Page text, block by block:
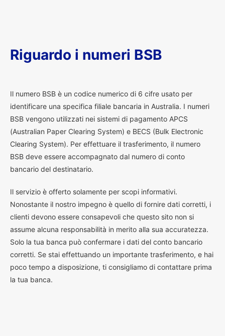
Riguardo i numeri BSB
Il numero BSB è un codice numerico di 6 cifre usato per
identificare una specifica filiale bancaria in Australia. I numeri
BSB vengono utilizzati nei sistemi di pagamento APCS
(Australian Paper Clearing System) e BECS (Bulk Electronic
Clearing System). Per effettuare il trasferimento, il numero
BSB deve essere accompagnato dal numero di conto
bancario del destinatario.
Il servizio è offerto solamente per scopi informativi.
Nonostante il nostro impegno è quello di fornire dati corretti, i
clienti devono essere consapevoli che questo sito non si
assume alcuna responsabilità in merito alla sua accuratezza.
Solo la tua banca può confermare i dati del conto bancario
corretti. Se stai effettuando un importante trasferimento, e hai
poco tempo a disposizione, ti consigliamo di contattare prima
la tua banca.